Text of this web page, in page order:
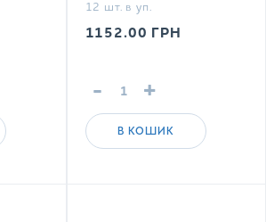
12 шт. в уп.
1152.00 ГРН
- +
В КОШИК